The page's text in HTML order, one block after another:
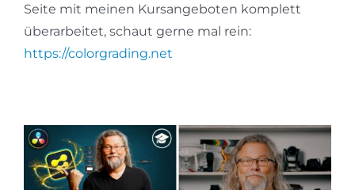
Seite mit meinen Kursangeboten komplett
überarbeitet, schaut gerne mal rein:
https://colorgrading.net